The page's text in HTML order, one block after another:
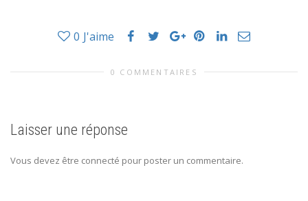
0 J'aime
0 COMMENTAIRES
Laisser une réponse
Vous devez être connecté pour poster un commentaire.